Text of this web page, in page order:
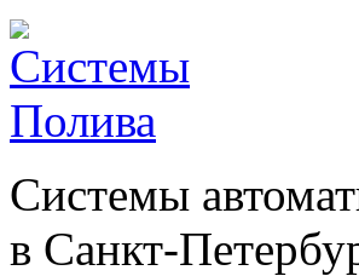
Системы
в Санкт-